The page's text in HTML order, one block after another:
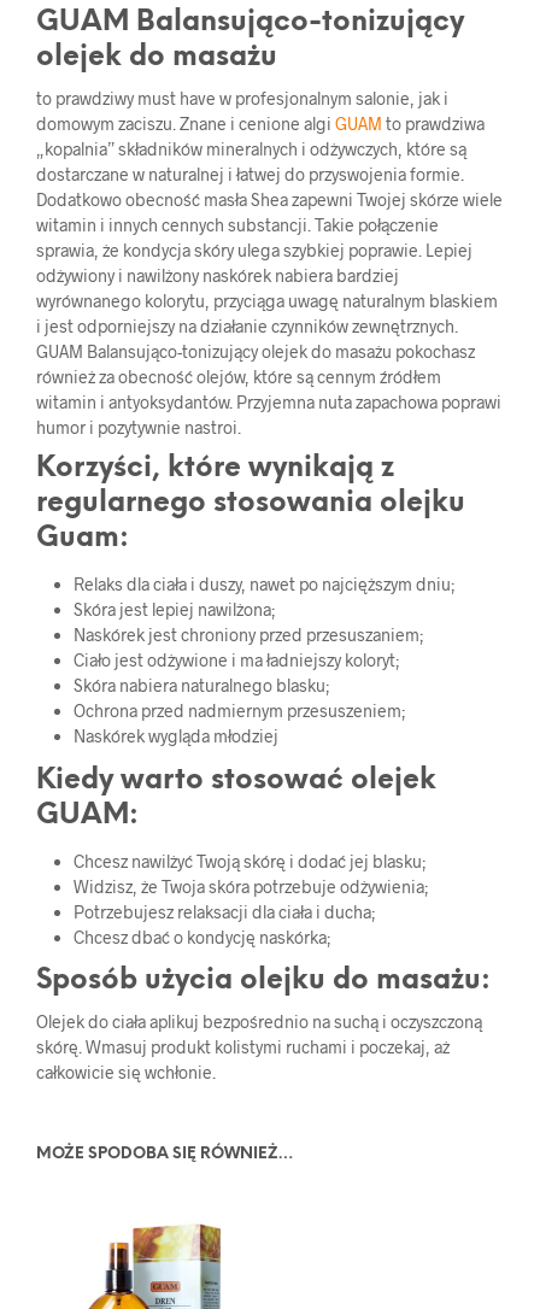
GUAM Balansująco-tonizujący
olejek do masażu
to prawdziwy must have w profesjonalnym salonie, jak i
domowym zaciszu. Znane i cenione algi GUAM to prawdziwa
„kopalnia” składników mineralnych i odżywczych, które są
dostarczane w naturalnej i łatwej do przyswojenia formie.
Dodatkowo obecność masła Shea zapewni Twojej skórze wiele
witamin i innych cennych substancji. Takie połączenie
sprawia, że kondycja skóry ulega szybkiej poprawie. Lepiej
odżywiony i nawilżony naskórek nabiera bardziej
wyrównanego kolorytu, przyciąga uwagę naturalnym blaskiem
i jest odporniejszy na działanie czynników zewnętrznych.
GUAM Balansująco-tonizujący olejek do masażu pokochasz
również za obecność olejów, które są cennym źródłem
witamin i antyoksydantów. Przyjemna nuta zapachowa poprawi
humor i pozytywnie nastroi.
Korzyści, które wynikają z
regularnego stosowania olejku
Guam:
Relaks dla ciała i duszy, nawet po najcięższym dniu;
Skóra jest lepiej nawilżona;
Naskórek jest chroniony przed przesuszaniem;
Ciało jest odżywione i ma ładniejszy koloryt;
Skóra nabiera naturalnego blasku;
Ochrona przed nadmiernym przesuszeniem;
Naskórek wygląda młodziej
Kiedy warto stosować olejek
GUAM:
Chcesz nawilżyć Twoją skórę i dodać jej blasku;
Widzisz, że Twoja skóra potrzebuje odżywienia;
Potrzebujesz relaksacji dla ciała i ducha;
Chcesz dbać o kondycję naskórka;
Sposób użycia olejku do masażu:
Olejek do ciała aplikuj bezpośrednio na suchą i oczyszczoną
skórę. Wmasuj produkt kolistymi ruchami i poczekaj, aż
całkowicie się wchłonie.
MOŻE SPODOBA SIĘ RÓWNIEŻ…